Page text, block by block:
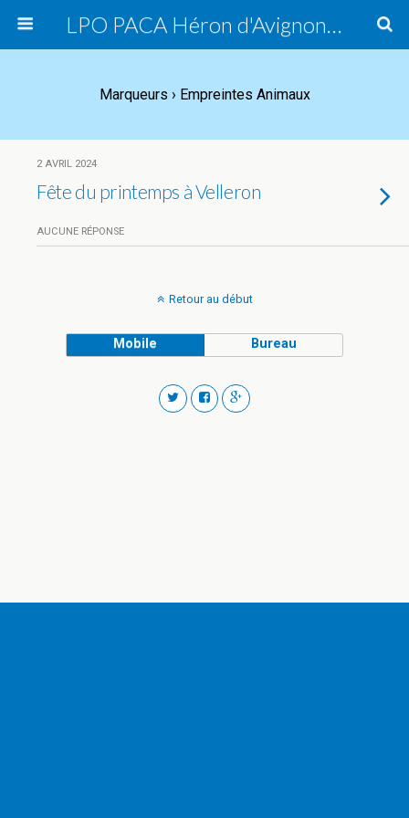
LPO PACA Héron d'Avignon, groupe local
Marqueurs › Empreintes Animaux
2 AVRIL 2024
Fête du printemps à Velleron
AUCUNE RÉPONSE
Retour au début
Mobile Bureau